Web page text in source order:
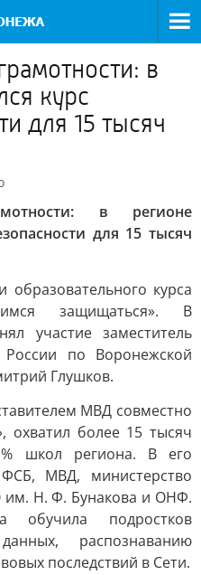
в
курс
для 15 тысяч
в регионе
для 15 тысяч
курса
защищаться». В
участие заместитель
по Воронежской
Глушков.
МВД совместно
охватил более 15 тысяч
% школ региона. В его
ФСБ, МВД, министерство
им. Н. Ф. Бунакова и ОНФ.
обучила подростков
распознаванию
последствий в Сети.